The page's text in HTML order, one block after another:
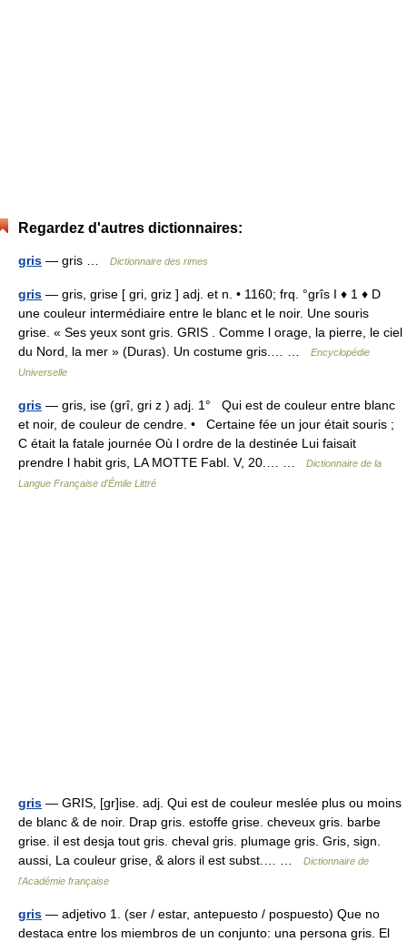
Regardez d'autres dictionnaires:
gris — gris … Dictionnaire des rimes
gris — gris, grise [ gri, griz ] adj. et n. • 1160; frq. °grîs I ♦ 1 ♦ D
une couleur intermédiaire entre le blanc et le noir. Une souris
grise. « Ses yeux sont gris. GRIS . Comme l orage, la pierre, le ciel
du Nord, la mer » (Duras). Un costume gris.… …
Encyclopédie
Universelle
gris — gris, ise (grî, gri z ) adj. 1° Qui est de couleur entre blanc
et noir, de couleur de cendre. • Certaine fée un jour était souris ;
C était la fatale journée Où l ordre de la destinée Lui faisait
prendre l habit gris, LA MOTTE Fabl. V, 20.… …
Dictionnaire de la
Langue Française d'Émile Littré
gris — GRIS, [gr]ise. adj. Qui est de couleur meslée plus ou moins
de blanc & de noir. Drap gris. estoffe grise. cheveux gris. barbe
grise. il est desja tout gris. cheval gris. plumage gris. Gris, sign.
aussi, La couleur grise, & alors il est subst.… …
Dictionnaire de
l'Académie française
gris — adjetivo 1. (ser / estar, antepuesto / pospuesto) Que no
destaca entre los miembros de un conjunto: una persona gris. El